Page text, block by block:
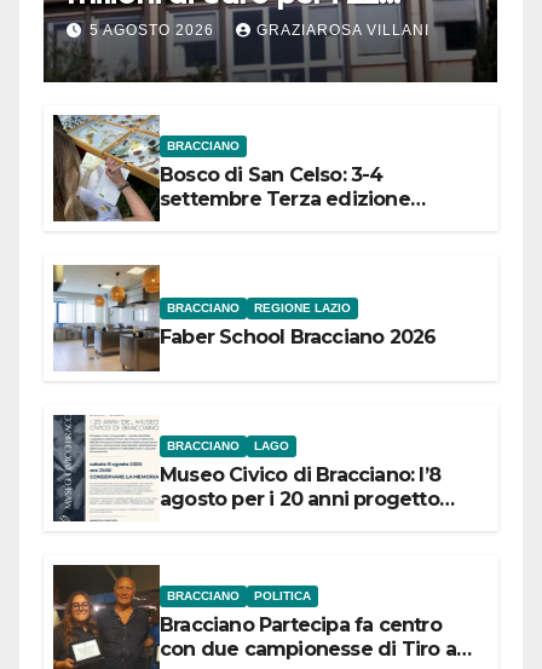
Comuni dell’Etruria
Meridionale
5 AGOSTO 2026 GRAZIAROSA VILLANI
BRACCIANO
Bosco di San Celso: 3-4
settembre Terza edizione
BRACCIANO REGIONE LAZIO
Faber School Bracciano 2026
BRACCIANO LAGO
Museo Civico di Bracciano: l’8
agosto per i 20 anni progetto
BRACCIANO POLITICA
Bracciano Partecipa fa centro
con due campionesse di Tiro a